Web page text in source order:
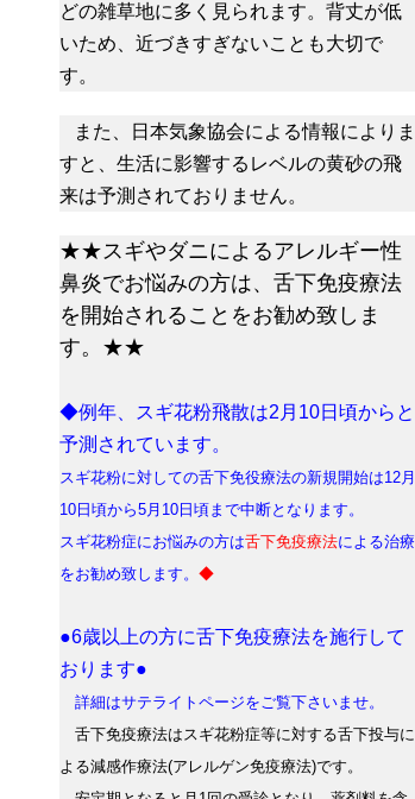
どの雑草地に多く見られます。背丈が低
いため、近づきすぎないことも大切で
す。
また、日本気象協会による情報によりま
すと、生活に影響するレベルの黄砂の飛
来は予測されておりません。
★★スギやダニによるアレルギー性
鼻炎でお悩みの方は、舌下免疫療法
を開始されることをお勧め致しま
す。★★
◆例年、スギ花粉飛散は2月10日頃からと
予測されています。
スギ花粉に対しての舌下免役療法の新規開始は12月
10日頃から5月10日頃まで中断となります。
スギ花粉症にお悩みの方は舌下免疫療法による治療
をお勧め致します。 ◆
●6歳以上の方に舌下免疫療法を施行して
おります●
詳細はサテライトページをご覧下さいませ。
舌下免疫療法はスギ花粉症等に対する舌下投与に
よる減感作療法(アレルゲン免疫療法)です。